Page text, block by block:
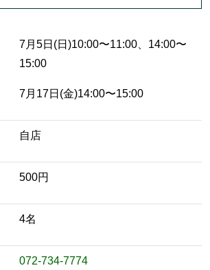
7月5日(日)10:00〜11:00、14:00〜
15:00
7月17日(金)14:00〜15:00
自店
500円
4名
072-734-7774